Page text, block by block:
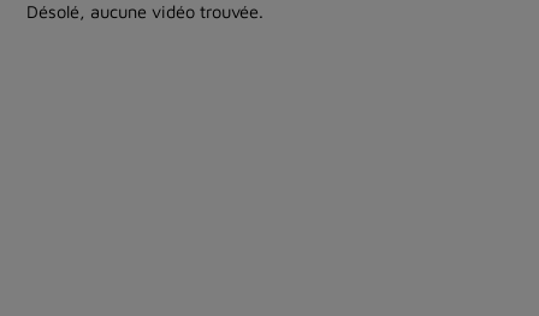
Désolé, aucune vidéo trouvée.